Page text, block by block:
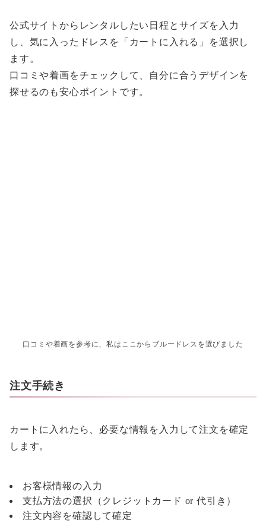
公式サイトからレンタルしたい日程とサイズを入力
し、気に入ったドレスを「カートに入れる」を選択し
ます。
口コミや着画をチェックして、自分に合うデザインを
探せるのも安心ポイントです。
口コミや着画を参考に、私はここからブルードレスを選びました
注文手続き
カートに入れたら、必要な情報を入力して注文を確定
します。
お客様情報の入力
支払方法の選択（クレジットカード or 代引き）
注文内容を確認して確定